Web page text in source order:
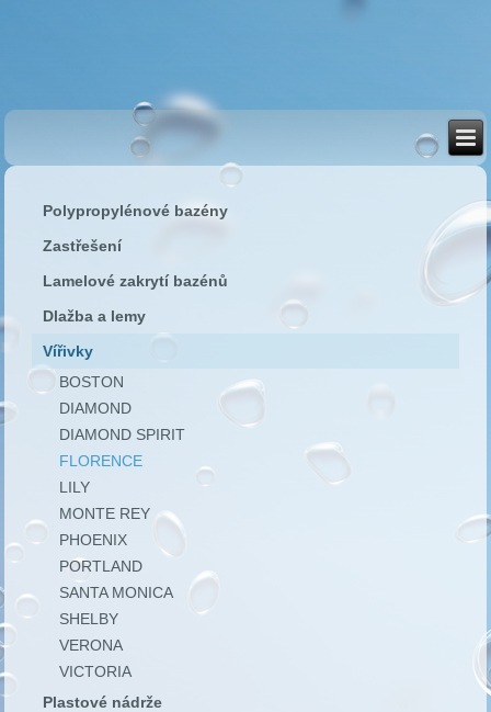
Polypropylénové bazény
Zastřešení
Lamelové zakrytí bazénů
Dlažba a lemy
Vířivky
BOSTON
DIAMOND
DIAMOND SPIRIT
FLORENCE
LILY
MONTE REY
PHOENIX
PORTLAND
SANTA MONICA
SHELBY
VERONA
VICTORIA
Plastové nádrže